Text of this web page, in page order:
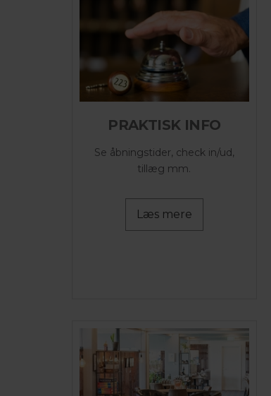
PRAKTISK INFO
Se åbningstider, check in/ud,
tillæg mm.
Læs mere